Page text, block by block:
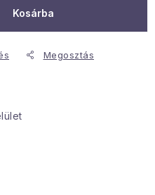
az áruka
Kosárba
Megosztás